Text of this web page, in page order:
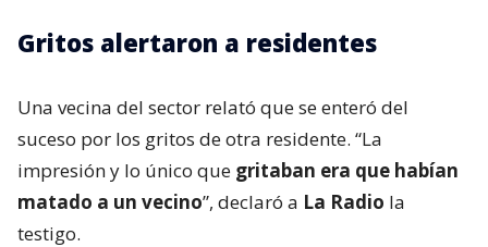
Gritos alertaron a residentes
Una vecina del sector relató que se enteró del
suceso por los gritos de otra residente. “La
impresión y lo único que gritaban era que habían
matado a un vecino”, declaró a La Radio la
testigo.